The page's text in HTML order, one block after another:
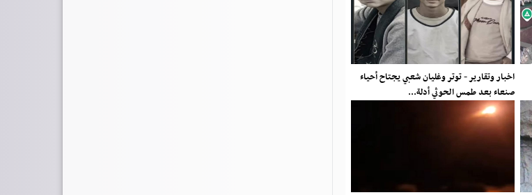
اخبار وتقارير - توتر وغليان شعبي يجتاح أحياء
صنعاء بعد طمس الحوثي أدلة...